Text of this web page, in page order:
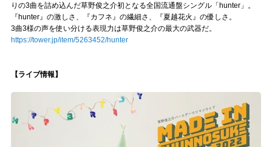
りの3曲を詰め込んだ草野俊之介初となる全国流通盤シングル「hunter」。
『hunter』の激しさ、『カフネ』の繊細さ、『夏越花火』の優しさ。
3曲3様の声を使い分ける表現力は草野俊之介の最大の武器だ。
https://tower.jp/item/5263452/hunter
【ライブ情報】